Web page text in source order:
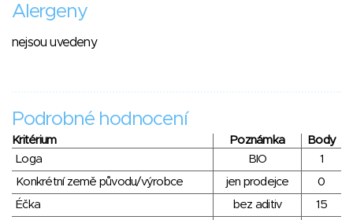
Alergeny
nejsou uvedeny
Podrobné hodnocení
Kritérium Poznámka
Body
Loga
BIO
1
Konkrétní země původu/výrobce
jen prodejce
0
Éčka
bez aditiv
15